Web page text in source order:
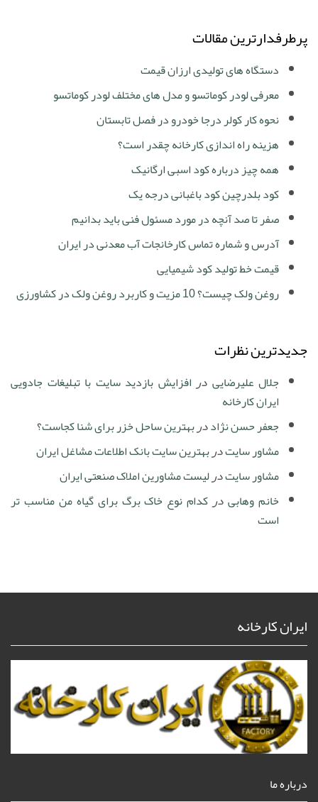
پرطرفدارترین مقالات
دستگاه های تولیدی ارزان قیمت
معرفی لودر کوماتسو و مدل های مختلف لودر کوماتسو
نحوه کار کولر درجا خودرو در فصل تابستان
هزینه راه اندازی کارخانه چقدر است؟
همه چیز درباره کود اسبی ارگانیک
کود بلدرچین کود باغبانی درجه یک
صفر تا صد آنچه در مورد مسئول فنی باید بدانیم
آدرس و شماره تماس کارخانجات آب معدنی در ایران
قیمت خط تولید کود شیمیایی
روغن ولک چیست؟ 10 مزیت و کاربرد روغن ولک در کشاورزی
جدیدترین نظرات
جلال علیرضایی درافزایش بازدید سایت با تبلیغات جادویی
ایران کارخانه
جعفر حسن نژاددربهترین ساحل خزر برای شنا کجاست؟
مشاور سایتدربهترین سایت بانک اطلاعات مشاغل ایران
مشاور سایتدرلیست مشاورین املاک صنعتی ایران
خانم وهابیدرکدام نوع خاک برگ برای گیاه من مناسب تر
است
ایران کارخانه
درباره ما